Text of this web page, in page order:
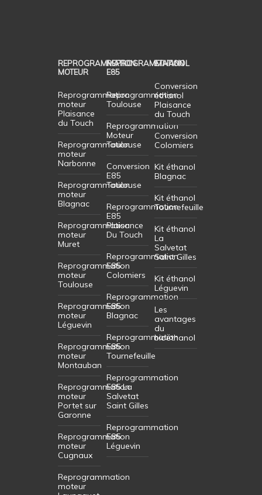
REPROGRAMMATION
MOTEUR
Reprogrammation
moteur
Plaisance
du Touch
Reprogrammation
moteur
Narbonne
Reprogrammation
moteur
Blagnac
Reprogrammation
moteur
Muret
Reprogrammation
moteur
Toulouse
Reprogrammation
moteur
Léguevin
Reprogrammation
moteur
Montauban
Reprogrammation
moteur
Portet sur
Garonne
Reprogrammation
moteur
Cugnaux
Reprogrammation
moteur
REPROGRAMMATION
E85
Reprogrammation
Toulouse
Reprogrammation
Moteur
Toulouse
Conversion
E85
Toulouse
Reprogrammation
E85
Plaisance
Du Touch
Reprogrammation
E85
Colomiers
Reprogrammation
E85
Blagnac
Reprogrammation
E85
Tournefeuille
Reprogrammation
E85 La
Salvetat
Saint Gilles
Reprogrammation
E85
Léguevin
ETHANOL
Conversion
éthanol
Plaisance
du Touch
Conversion
Colomiers
Kit éthanol
Blagnac
Kit éthanol
Tournefeuille
Kit éthanol
La
Salvetat
Saint Gilles
Kit éthanol
Léguevin
Les
avantages
du
bioéthanol